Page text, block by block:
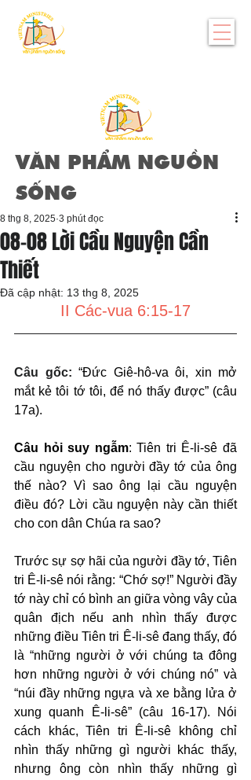
VĂN PHẨM NGUỒN
SỐNG
08-08 Lời Cầu Nguyện Cần
Thiết
8 thg 8, 2025 3 phút đọc
Đã cập nhật: 13 thg 8, 2025
II Các-vua 6:15-17
Câu gốc: “Đức Giê-hô-va ôi, xin mở
mắt kẻ tôi tớ tôi, để nó thấy được” (câu
17a).
Câu hỏi suy ngẫm: Tiên tri Ê-li-sê đã
cầu nguyện cho người đầy tớ của ông
thế nào? Vì sao ông lại cầu nguyện
điều đó? Lời cầu nguyện này cần thiết
cho con dân Chúa ra sao?
Trước sự sợ hãi của người đầy tớ, Tiên
tri Ê-li-sê nói rằng: “Chớ sợ!” Người đầy
tớ này chỉ có bình an giữa vòng vây của
quân địch nếu anh nhìn thấy được
những điều Tiên tri Ê-li-sê đang thấy, đó
là “những người ở với chúng ta đông
hơn những người ở với chúng nó” và
“núi đầy những ngựa và xe bằng lửa ở
xung quanh Ê-li-sê” (câu 16-17). Nói
cách khác, Tiên tri Ê-li-sê không chỉ
nhìn thấy những gì người khác thấy,
nhưng ông còn nhìn thấy những gì